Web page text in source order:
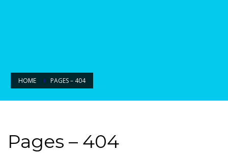
HOME PAGES – 404
Pages – 404